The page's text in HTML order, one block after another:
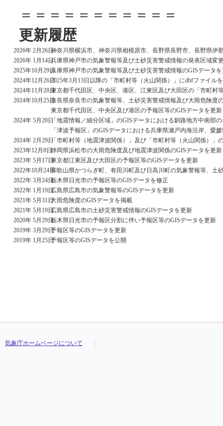
＝＝＝＝＝＝＝＝＝＝＝
更新履歴
2026年 2月26日神奈川県横浜市、神奈川県相模原市、長野県長野市、長野県伊
2026年 1月14日兵庫県神戸市の気象警報等及び土砂災害警戒情報の発表区域変
2025年10月29日兵庫県神戸市の気象警報等及び土砂災害警戒情報のGISデータ
2024年12月26日2025年3月13日以降の「市町村等（火山関係）」にdbfファイル
2024年11月28日東京都千代田区、中央区、港区、江東区及び大田区の「市町村
2024年10月25日奈良県奈良市の気象警報等、土砂災害警戒情報及び大雨危険度
東京都千代田区、中央区及び港区の予報区等のGISデータを更新
2024年 5月20日「地震情報／細分区域」のGISデータにおける釧路地方中南部
「津波予報区」のGISデータにおける兵庫県瀬戸内海沿岸、愛
2024年 2月29日「市町村等（地震津波関係）」及び「市町村等（火山関係）」
2023年12月8日静岡県浜松市の大雨危険度及び地震津波関係のGISデータを更新
2023年 5月17日東京都江東区及び大田区の予報区等のGISデータを更新
2022年10月24日和歌山県かつらぎ町、有田川町及び日高川町の気象警報等、土
2022年 3月24日栃木県日光市の予報区等のGISデータを修正
2022年 1月19日広島県広島市の気象警報等のGISデータを更新
2021年 5月31日大雨危険度のGISデータを掲載
2021年 5月19日広島県広島市の土砂災害警戒情報のGISデータを更新
2020年 5月29日栃木県日光市の予報区分割に伴い予報区等のGISデータを更新
2019年 3月29日予報区等のGISデータを更新
2019年 1月25日予報区等のGISデータを公開
気象庁ホームページについて